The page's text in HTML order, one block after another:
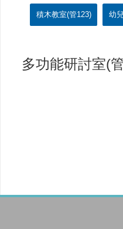
積木教室(管123) 幼
多功能研討室(